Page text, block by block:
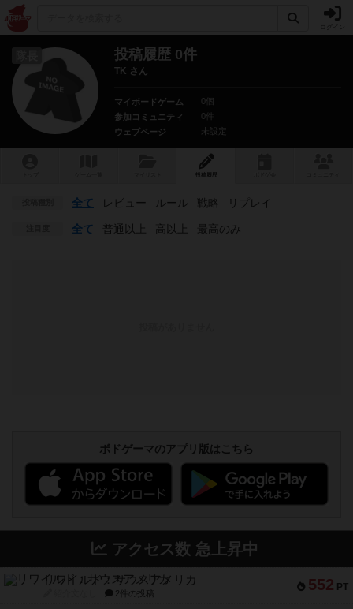
投稿履歴 0件
TK さん
マイボードゲーム
0個
参加コミュニティ
0件
ウェブページ
未設定
投稿履歴
全て レビュー ルール 戦略 リプレイ
全て 普通以上 高以上 最高のみ
ボドゲーマのアプリ版はこちら
アクセス数 急上昇中
552 PT
リワイルド：サウスアメリカ
2件の投稿